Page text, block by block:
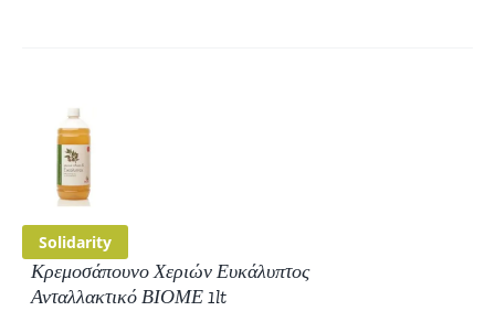
Solidarity
Κρεμοσάπουνο Χεριών Ευκάλυπτος
Ανταλλακτικό ΒΙΟΜΕ 1lt